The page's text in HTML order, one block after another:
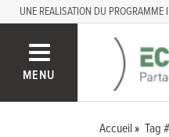
UNE REALISATION DU PROGRAMME
MENU
Accueil Tag